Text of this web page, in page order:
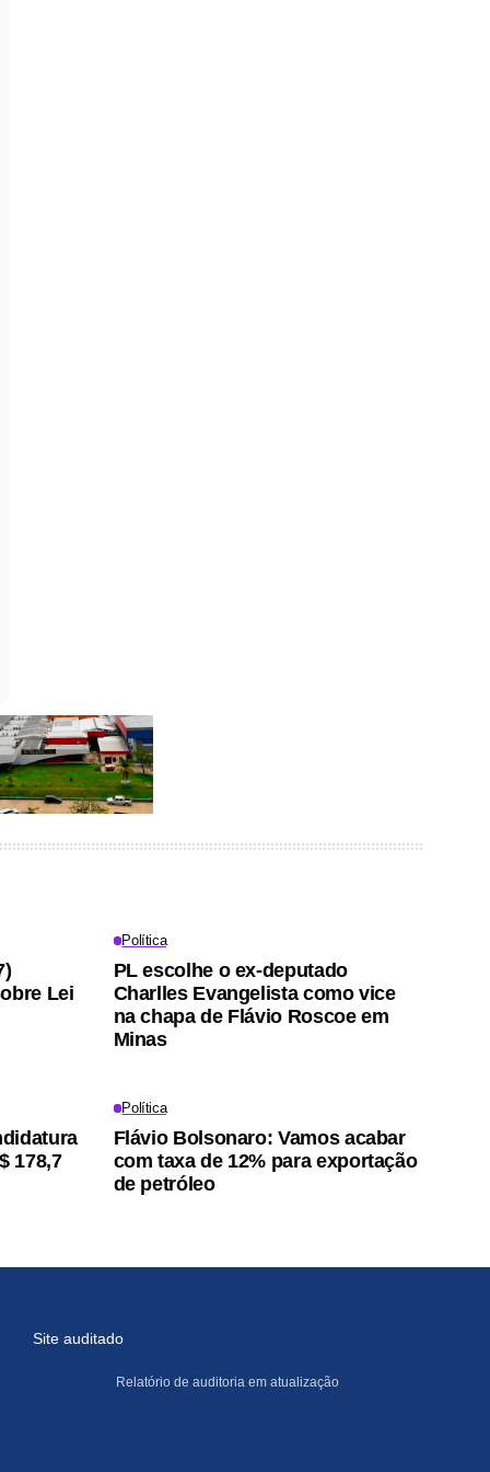
Lei
Política
PL escolhe o ex-deputado
Charlles Evangelista como vice
na chapa de Flávio Roscoe em
Minas
178,7
Política
Flávio Bolsonaro: Vamos acabar
com taxa de 12% para exportação
de petróleo
Site auditado
Relatório de auditoria em atualização